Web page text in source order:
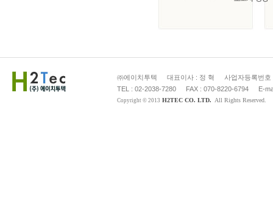
㈜에이치투텍 대표이사 : 정 혁
사업자등록번
TEL : 02-2038-7280
FAX : 070-8220-6794 E-
Copyright © 2013 H2TEC CO. LTD. All Rights Reserved.